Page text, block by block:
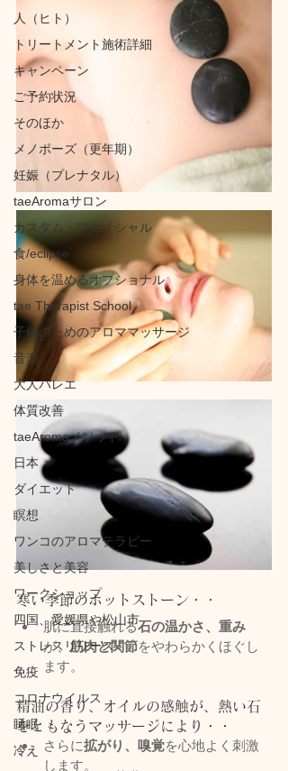
人（ヒト）
トリートメント施術詳細
キャンペーン
ご予約状況
そのほか
メノポーズ（更年期）
妊娠（プレナタル）
taeAromaサロン
カスタム・フェイシャル
食/eclipse
身体を温めるオプショナル
tae Therapist School
子供のためのアロママッサージ
音楽
大人バレエ
体質改善
taeAromaメソッド
日本
ダイエット
瞑想
ワンコのアロマテラピー
美しさと美容
ワークショップ
四国、愛媛県や松山市
ストレスリリース
免疫
コロナウイルス
睡眠
冷え
寒い季節のホットストーン・・
肌に直接触れる石の温かさ、重み
が、筋肉と関節をやわらかくほぐし
ます。
精油の香り、オイルの感触が、熱い石
をともなうマッサージにより・・
さらに拡がり、嗅覚を心地よく刺激
します。